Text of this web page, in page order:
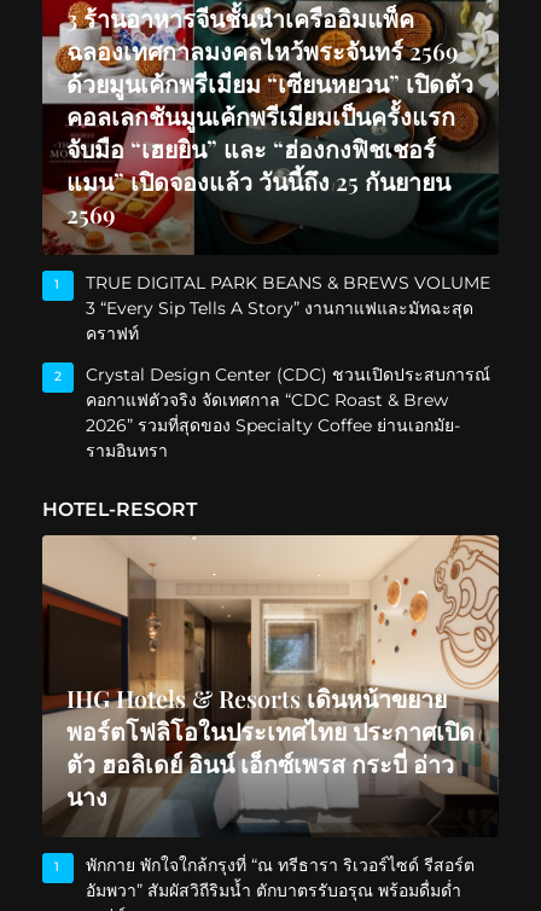
3 ร้านอาหารจีนชั้นนำเครืออิมแพ็ค
ฉลองเทศกาลมงคลไหว้พระจันทร์ 2569
ด้วยมูนเค้กพรีเมียม “เซียนหยวน” เปิดตัว
คอลเลกชันมูนเค้กพรีเมียมเป็นครั้งแรก
จับมือ “เฮยยิน” และ “ฮ่องกงฟิชเชอร์
แมน” เปิดจองแล้ว วันนี้ถึง 25 กันยายน
2569
1
TRUE DIGITAL PARK BEANS & BREWS VOLUME
3 “Every Sip Tells A Story” งานกาแฟและมัทฉะสุด
คราฟท์
2
Crystal Design Center (CDC) ชวนเปิดประสบการณ์
คอกาแฟตัวจริง จัดเทศกาล “CDC Roast & Brew
2026” รวมที่สุดของ Specialty Coffee ย่านเอกมัย-
รามอินทรา
HOTEL-RESORT
IHG Hotels & Resorts เดินหน้าขยาย
พอร์ตโฟลิโอในประเทศไทย ประกาศเปิด
ตัว ฮอลิเดย์ อินน์ เอ็กซ์เพรส กระบี่ อ่าว
นาง
1
พักกาย พักใจใกล้กรุงที่ “ณ ทรีธารา ริเวอร์ไซด์ รีสอร์ต
อัมพวา” สัมผัสวิถีริมน้ำ ตักบาตรรับอรุณ พร้อมดื่มด่ำ